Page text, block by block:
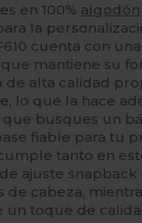
en 100% algodón
la
cuenta con
mantiene su
de alta calidad
lo que la hace
que busques un
fiable para tu
tanto en
ajuste snapback
de cabeza,
un toque de